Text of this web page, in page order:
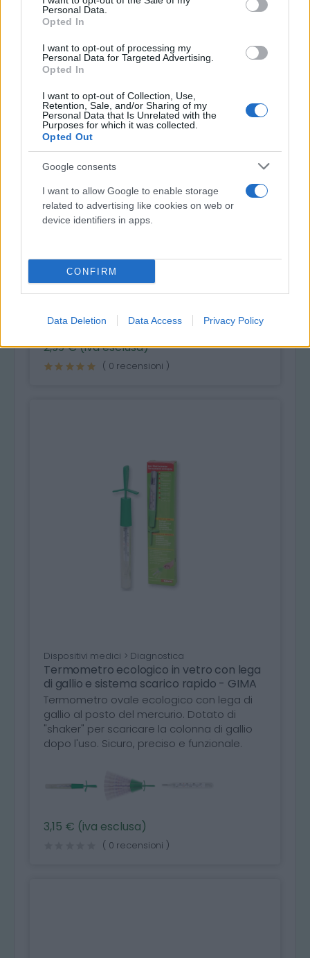
Personal Data.
Opted In
I want to opt-out of processing my
Personal Data for Targeted Advertising.
Opted In
I want to opt-out of Collection, Use,
Retention, Sale, and/or Sharing of my
Personal Data that Is Unrelated with the
Purposes for which it was collected.
Opted Out
Google consents
I want to allow Google to enable storage
related to advertising like cookies on web or
device identifiers in apps.
CONFIRM
Data Deletion Data Access Privacy Policy
Emergenza > Pronto soccorso
Valigetta di pronto soccorso vuota -
soccorso vuota.
2,99 € (iva esclusa)
( 0 recensioni )
Dispositivi medici > Diagnostica
Termometro ecologico in vetro con lega
di gallio e sistema scarico rapido - GIMA
Termometro ovale ecologico con lega di
gallio al posto del mercurio. Dotato di
"shaker" per scaricare la colonna di gallio
dopo l'uso. Sicuro, preciso e funzionale.
3,15 € (iva esclusa)
( 0 recensioni )